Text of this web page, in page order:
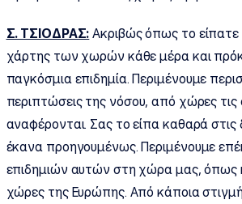
Σ. ΤΣΙΟΔΡΑΣ: Ακριβώς όπως το είπατε
χάρτης των χωρών κάθε μέρα και
παγκόσμια επιδημία. Περιμένουμε
περιπτώσεις της νόσου, από χώρες τις
αναφέρονται. Σας το είπα καθαρά στις
έκανα προηγουμένως. Περιμένουμε
επιδημιών αυτών στη χώρα μας, όπως
χώρες της Ευρώπης. Από κάποια